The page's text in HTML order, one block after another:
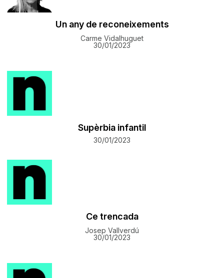
Un any de reconeixements
Carme Vidalhuguet
30/01/2023
Supèrbia infantil
30/01/2023
Ce trencada
Josep Vallverdú
30/01/2023